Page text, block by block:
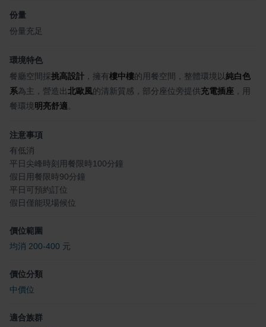
份量
份量充足
環境特色
餐廳空間採挑高設計 ，擁有樓中樓的用餐空間，整體環境以純白色
系為主，營造出北歐風的清新質感，部分座位旁提供充電插座 ，用
餐環境明亮舒適
注意事項
有低消
平日尖峰時刻用餐限時100分鐘
假日用餐限時90分鐘
平日可預約訂位
假日僅能現場候位
價位範圍
均消 200-400 元
價位分類
中價位
適合族群